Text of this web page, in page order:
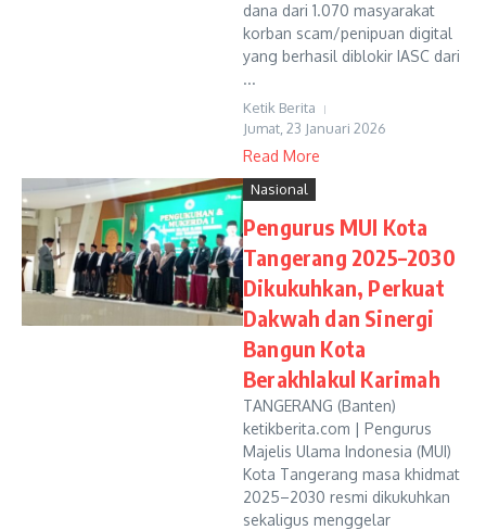
dana dari 1.070 masyarakat
korban scam/penipuan digital
yang berhasil diblokir IASC dari
...
Ketik Berita
Jumat, 23 Januari 2026
Read More
Nasional
Pengurus MUI Kota
Tangerang 2025–2030
Dikukuhkan, Perkuat
Dakwah dan Sinergi
Bangun Kota
Berakhlakul Karimah
TANGERANG (Banten)
ketikberita.com | Pengurus
Majelis Ulama Indonesia (MUI)
Kota Tangerang masa khidmat
2025–2030 resmi dikukuhkan
sekaligus menggelar